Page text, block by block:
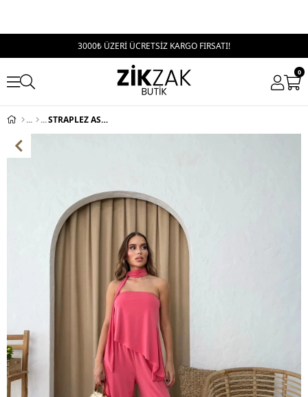
3000₺ ÜZERİ ÜCRETSİZ KARGO FIRSATI!
0
STRAPLEZ ASİMETRİK BLUZ VE PANTOLON FULARLI SANDY İKİLİ TAKIM PEMBE